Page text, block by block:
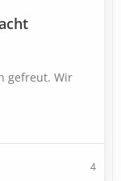
gefreut. Wir
4